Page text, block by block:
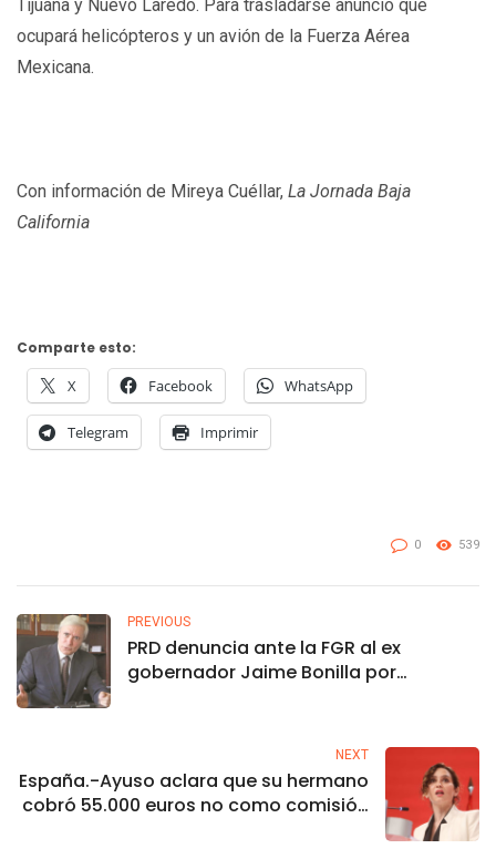
Tijuana y Nuevo Laredo. Para trasladarse anunció que
ocupará helicópteros y un avión de la Fuerza Aérea
Mexicana.
Con información de Mireya Cuéllar, La Jornada Baja
California
Comparte esto:
X Facebook WhatsApp
Telegram Imprimir
0 539
PREVIOUS
PRD denuncia ante la FGR al ex
gobernador Jaime Bonilla por
NEXT
España.-Ayuso aclara que su hermano
cobró 55.000 euros no como comisión